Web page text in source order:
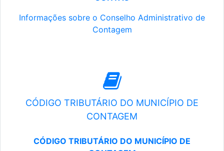
Informações sobre o Conselho Administrativo de
Contagem
CÓDIGO TRIBUTÁRIO DO MUNICÍPIO DE
CONTAGEM
CÓDIGO TRIBUTÁRIO DO MUNICÍPIO DE